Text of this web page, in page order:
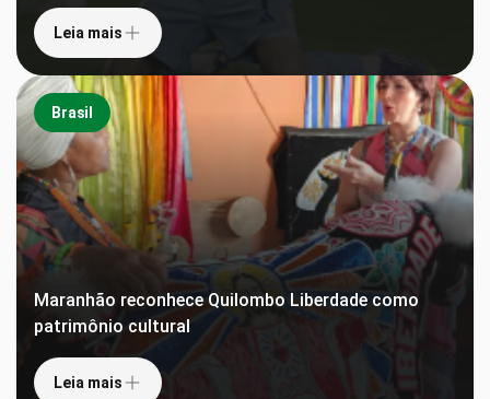
Leia mais
Brasil
Maranhão reconhece Quilombo Liberdade como
patrimônio cultural
Leia mais